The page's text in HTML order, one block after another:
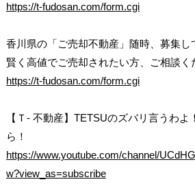
https://t-fudosan.com/form.cgi
香川県の「ご売却不動産」随時、募集し
賢く高値でご売却されたい方、ご相談く
https://t-fudosan.com/form.cgi
【Ｔ- 不動産】TETSUのズバリ言うわ
ら！
https://www.youtube.com/channel/
w?view_as=subscribe